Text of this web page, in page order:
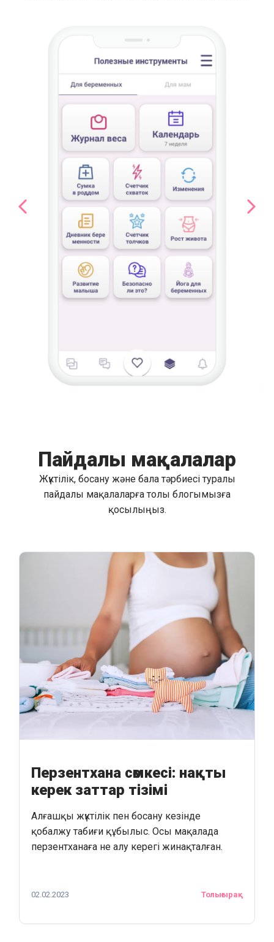
Пайдалы мақалалар
Жүктілік, босану және бала тәрбиесі туралы
пайдалы мақалаларға толы блогымызға
қосылыңыз.
Перзентхана сөмкесі: нақты
керек заттар тізімі
Алғашқы жүктілік пен босану кезінде
қобалжу табиғи құбылыс. Осы мақалада
перзентханаға не алу керегі жинақталған.
02.02.2023 Толығырақ